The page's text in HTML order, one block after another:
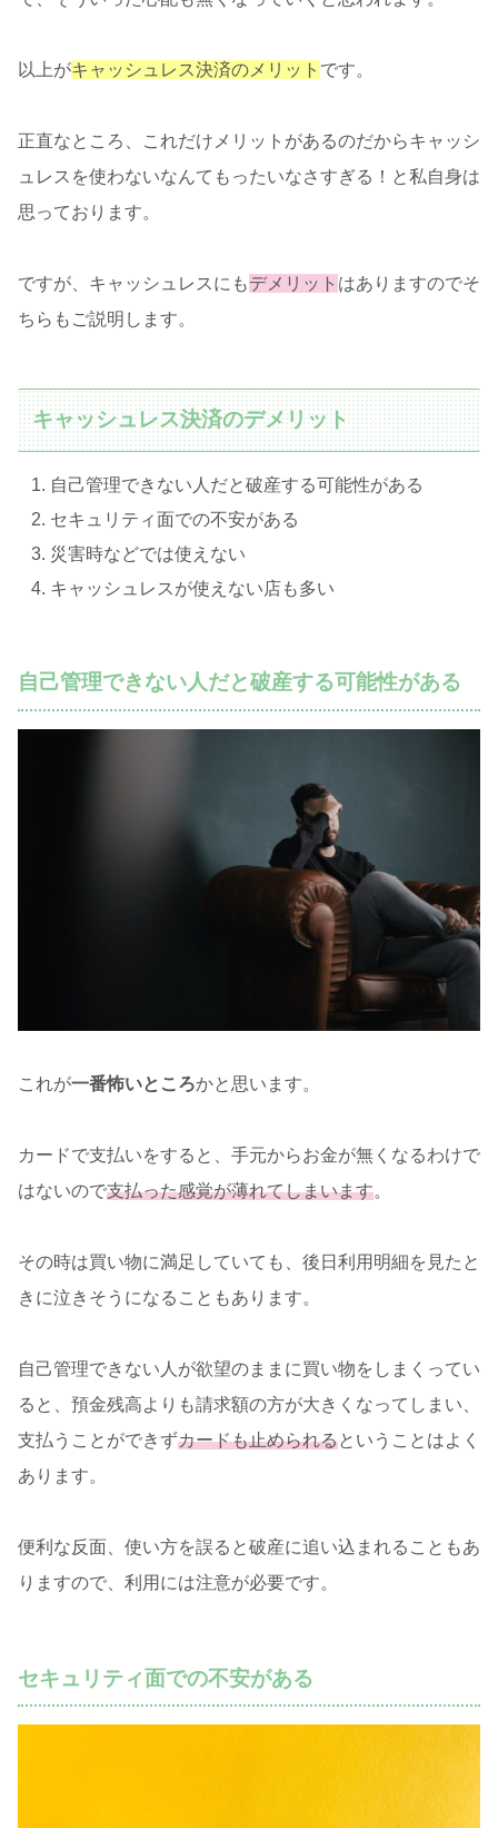
以上がキャッシュレス決済のメリット です。
正直なところ、これだけメリットがあるのだからキャッシ
ュレスを使わないなんてもったいなさすぎる！と私自身は
思っております。
ですが、キャッシュレスにもデメリット はありますのでそ
ちらもご説明します。
キャッシュレス決済のデメリット
自己管理できない人だと破産する可能性がある
セキュリティ面での不安がある
災害時などでは使えない
キャッシュレスが使えない店も多い
自己管理できない人だと破産する可能性がある
これが一番怖いところかと思います。
カードで支払いをすると、手元からお金が無くなるわけで
はないので支払った感覚が薄れてしまいます。
その時は買い物に満足していても、後日利用明細を見たと
きに泣きそうになることもあります。
自己管理できない人が欲望のままに買い物をしまくってい
ると、預金残高よりも請求額の方が大きくなってしまい、
支払うことができずカードも止められるということはよく
あります。
便利な反面、使い方を誤ると破産に追い込まれることもあ
りますので、利用には注意が必要です。
セキュリティ面での不安がある